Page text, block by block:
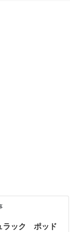
ラック ポッド